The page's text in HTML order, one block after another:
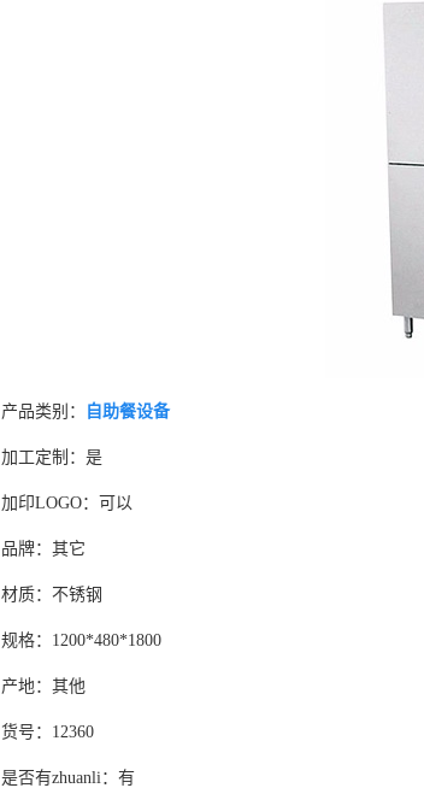
产品类别： 自助餐设备
加工定制：是
加印LOGO：可以
品牌：其它
材质：不锈钢
规格：1200*480*1800
产地：其他
货号：12360
是否有zhuanli：有